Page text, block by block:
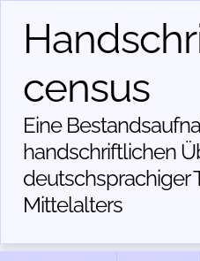
census
Eine
handschriftlichen
deutschsprachiger
Mittelalters